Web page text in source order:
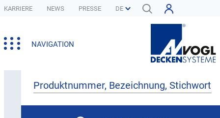
KARRIERE NEWS PRESSE
NAVIGATION
Produkte